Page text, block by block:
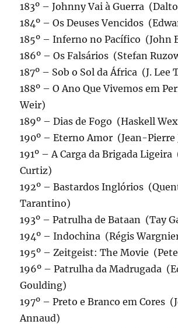
183º – Johnny Vai à Guerra
184º – Os Deuses Vencidos
185º – Inferno no Pacífico (John
186º – Os Falsários (Stefan
187º – Sob o Sol da África (J. Lee
188º – O Ano Que Vivemos em
Weir)
189º – Dias de Fogo (Haskell
190º – Eterno Amor (Jean-Pierre
191º – A Carga da Brigada
Curtiz)
192º – Bastardos Inglórios
Tarantino)
193º – Patrulha de Bataan (Tay
194º – Indochina (Régis
195º – Zeitgeist: The Movie
196º – Patrulha da Madrugada
Goulding)
197º – Preto e Branco em Cores
Annaud)